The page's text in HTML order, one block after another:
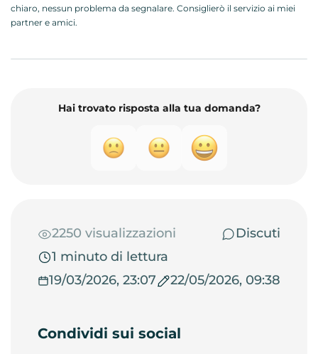
chiaro, nessun problema da segnalare. Consiglierò il servizio ai miei
partner e amici.
Hai trovato risposta alla tua domanda?
2250 visualizzazioni
Discuti
1 minuto di lettura
19/03/2026, 23:07
22/05/2026, 09:38
Condividi sui social